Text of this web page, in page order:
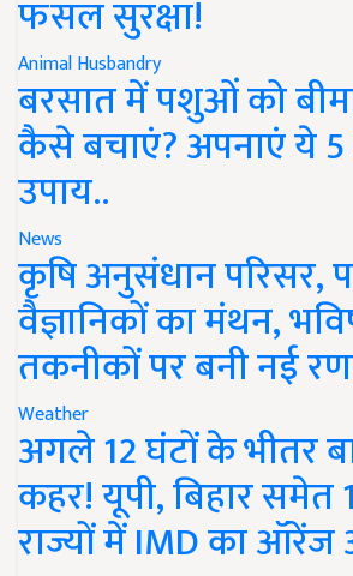
फसल सुरक्षा!
Animal Husbandry
बरसात में पशुओं को
कैसे बचाएं? अपनाएं ये
उपाय..
News
कृषि अनुसंधान परिसर,
वैज्ञानिकों का मंथन,
तकनीकों पर बनी नई
Weather
अगले 12 घंटों के भीतर
कहर! यूपी, बिहार समेत
राज्यों में IMD का ऑरेंज